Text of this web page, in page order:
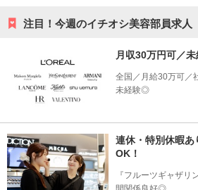
注目！今週のイチオシ美容部員求人
月収30万円可／
全国／月給30万可／
未経験◎
連休・特別休暇あ
OK！
『フルーツギャザ